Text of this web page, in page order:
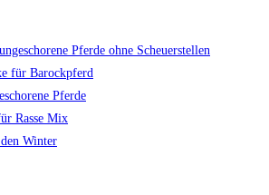
Pferde ohne Scheuerstellen
für Barockpferd
Pferde
Rasse Mix
Winter